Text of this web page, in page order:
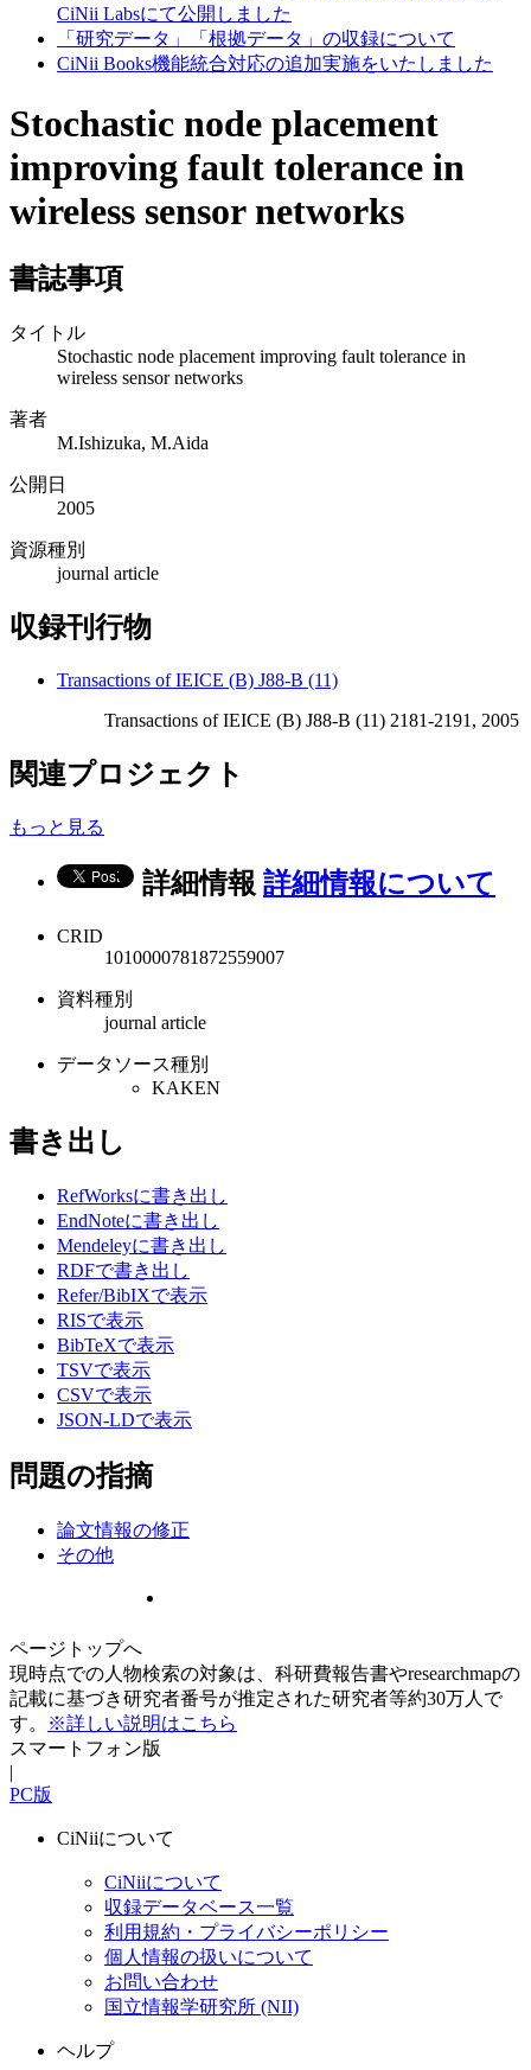
CiNii Labsにて公開しました
「研究データ」「根拠データ」の収録について
CiNii Books機能統合対応の追加実施をいたしました
Stochastic node placement
improving fault tolerance in
wireless sensor networks
書誌事項
タイトル
Stochastic node placement improving fault tolerance in
wireless sensor networks
著者
M.Ishizuka, M.Aida
公開日
2005
資源種別
journal article
収録刊行物
Transactions of IEICE (B) J88-B (11)
Transactions of IEICE (B) J88-B (11) 2181-2191, 2005
関連プロジェクト
もっと見る
詳細情報 詳細情報について
CRID
1010000781872559007
資料種別
journal article
データソース種別
KAKEN
書き出し
RefWorksに書き出し
EndNoteに書き出し
Mendeleyに書き出し
RDFで書き出し
Refer/BibIXで表示
RISで表示
BibTeXで表示
TSVで表示
CSVで表示
JSON-LDで表示
問題の指摘
論文情報の修正
その他
ページトップへ
現時点での人物検索の対象は、科研費報告書やresearchmapの
記載に基づき研究者番号が推定された研究者等約30万人で
す。
※詳しい説明はこちら
スマートフォン版
|
PC版
CiNiiについて
CiNiiについて
収録データベース一覧
利用規約・プライバシーポリシー
個人情報の扱いについて
お問い合わせ
国立情報学研究所 (NII)
ヘルプ